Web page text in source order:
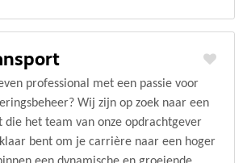
professional met een passie voor
Wij zijn op zoek naar een
die het team van onze opdrachtgever
bent om je carrière naar een hoger